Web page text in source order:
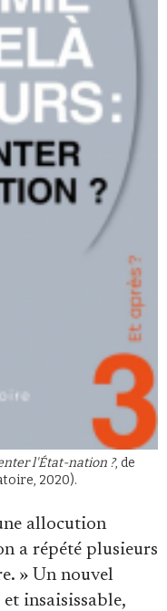
l'État-nation ?, de
2020).
allocution
a répété plusieurs
» Un nouvel
insaisissable,